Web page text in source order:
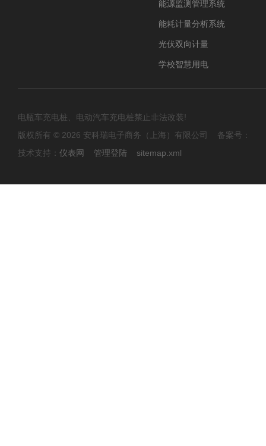
能源监测管理系统
能耗计量分析系统
光伏双向计量
学校智慧用电
电瓶车充电桩、电动汽车充电桩禁止非法改装!
版权所有 © 2026 安科瑞电子商务（上海）有限公司 备案号：
技术支持： 仪表网 管理登陆 sitemap.xml